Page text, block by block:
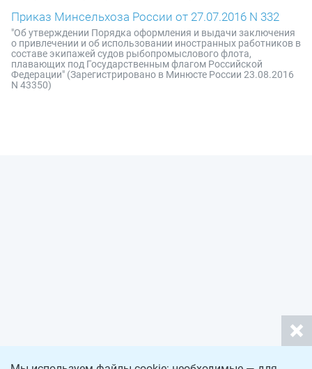
Приказ Минсельхоза России от 27.07.2016 N 332
"Об утверждении Порядка оформления и выдачи заключения
о привлечении и об использовании иностранных работников в
составе экипажей судов рыбопромыслового флота,
плавающих под Государственным флагом Российской
Федерации" (Зарегистрировано в Минюсте России 23.08.2016
N 43350)